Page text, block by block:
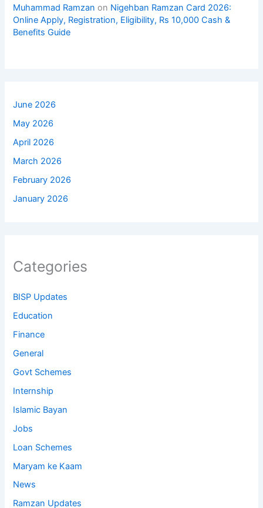
Muhammad Ramzan on Nigehban Ramzan Card 2026:
Online Apply, Registration, Eligibility, Rs 10,000 Cash &
Benefits Guide
June 2026
May 2026
April 2026
March 2026
February 2026
January 2026
Categories
BISP Updates
Education
Finance
General
Govt Schemes
Internship
Islamic Bayan
Jobs
Loan Schemes
Maryam ke Kaam
News
Ramzan Updates